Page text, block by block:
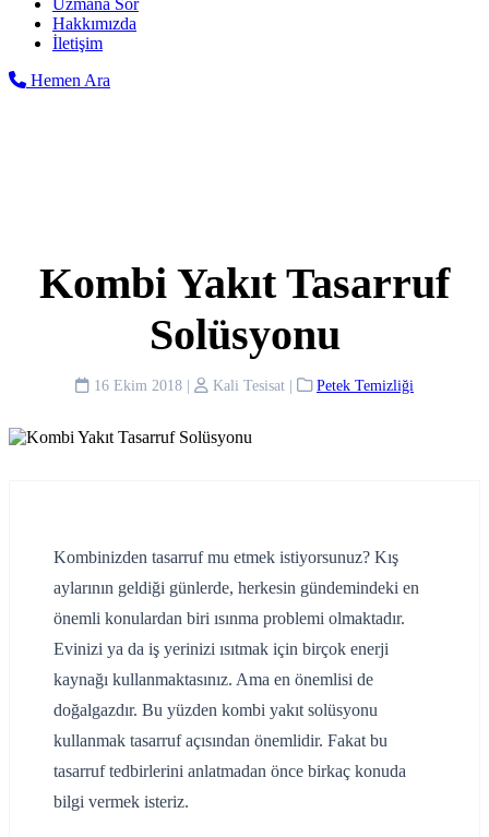
Uzmana Sor
Hakkımızda
İletişim
Hemen Ara
Kombi Yakıt Tasarruf
Solüsyonu
16 Ekim 2018 | Kali Tesisat | Petek Temizliği
Kombinizden tasarruf mu etmek istiyorsunuz? Kış
aylarının geldiği günlerde, herkesin gündemindeki en
önemli konulardan biri ısınma problemi olmaktadır.
Evinizi ya da iş yerinizi ısıtmak için birçok enerji
kaynağı kullanmaktasınız. Ama en önemlisi de
doğalgazdır. Bu yüzden kombi yakıt solüsyonu
kullanmak tasarruf açısından önemlidir. Fakat bu
tasarruf tedbirlerini anlatmadan önce birkaç konuda
bilgi vermek isteriz.